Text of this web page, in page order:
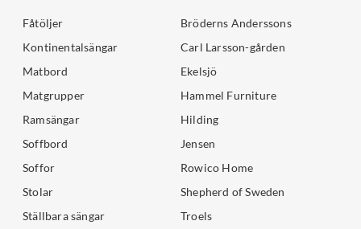
Fåtöljer
Kontinentalsängar
Matbord
Matgrupper
Ramsängar
Soffbord
Soffor
Stolar
Ställbara sängar
Bröderns Anderssons
Carl Larsson-gården
Ekelsjö
Hammel Furniture
Hilding
Jensen
Rowico Home
Shepherd of Sweden
Troels